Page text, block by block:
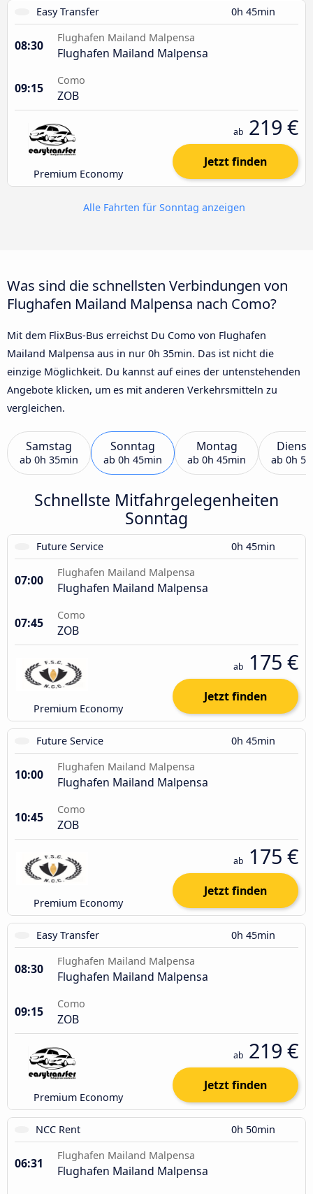
Easy Transfer 0h 45min
08:30
Flughafen Mailand Malpensa
Flughafen Mailand Malpensa
09:15
Como
ZOB
Premium Economy
ab 219 €
Jetzt finden
Alle Fahrten für Sonntag anzeigen
Was sind die schnellsten Verbindungen von
Flughafen Mailand Malpensa nach Como?
Mit dem FlixBus-Bus erreichst Du Como von Flughafen
Mailand Malpensa aus in nur 0h 35min. Das ist nicht die
einzige Möglichkeit. Du kannst auf eines der untenstehenden
Angebote klicken, um es mit anderen Verkehrsmitteln zu
vergleichen.
Samstag
ab 0h 35min
Sonntag
ab 0h 45min
Montag
ab 0h 45min ab 0h
Schnellste Mitfahrgelegenheiten
Sonntag
Future Service 0h 45min
07:00
Flughafen Mailand Malpensa
Flughafen Mailand Malpensa
07:45
Como
ZOB
Premium Economy
ab 175 €
Jetzt finden
Future Service 0h 45min
10:00
Flughafen Mailand Malpensa
Flughafen Mailand Malpensa
10:45
Como
ZOB
Premium Economy
ab 175 €
Jetzt finden
Easy Transfer 0h 45min
08:30
Flughafen Mailand Malpensa
Flughafen Mailand Malpensa
09:15
Como
ZOB
Premium Economy
ab 219 €
Jetzt finden
NCC Rent 0h 50min
06:31
Flughafen Mailand Malpensa
Flughafen Mailand Malpensa